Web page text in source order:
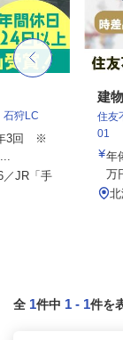
狩LC
年3回 ※
／JR「手
建
住友
01
年
万
全 1件中 1 - 1件を